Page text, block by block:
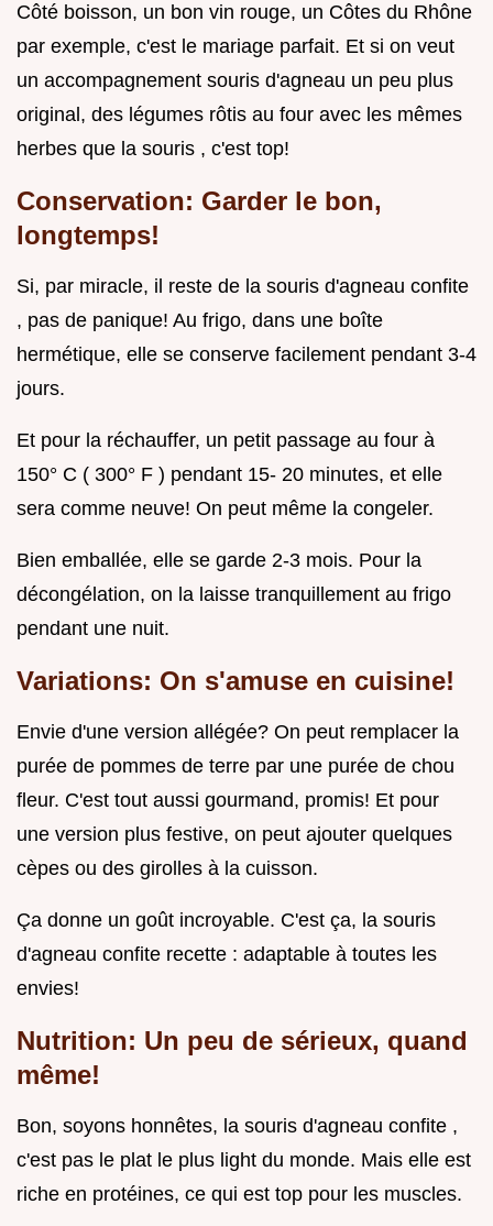
Côté boisson, un bon vin rouge, un Côtes du Rhône
par exemple, c'est le mariage parfait. Et si on veut
un accompagnement souris d'agneau un peu plus
original, des légumes rôtis au four avec les mêmes
herbes que la souris , c'est top!
Conservation: Garder le bon,
longtemps!
Si, par miracle, il reste de la souris d'agneau confite
, pas de panique! Au frigo, dans une boîte
hermétique, elle se conserve facilement pendant 3-4
jours.
Et pour la réchauffer, un petit passage au four à
150° C ( 300° F ) pendant 15- 20 minutes, et elle
sera comme neuve! On peut même la congeler.
Bien emballée, elle se garde 2-3 mois. Pour la
décongélation, on la laisse tranquillement au frigo
pendant une nuit.
Variations: On s'amuse en cuisine!
Envie d'une version allégée? On peut remplacer la
purée de pommes de terre par une purée de chou
fleur. C'est tout aussi gourmand, promis! Et pour
une version plus festive, on peut ajouter quelques
cèpes ou des girolles à la cuisson.
Ça donne un goût incroyable. C'est ça, la souris
d'agneau confite recette : adaptable à toutes les
envies!
Nutrition: Un peu de sérieux, quand
même!
Bon, soyons honnêtes, la souris d'agneau confite ,
c'est pas le plat le plus light du monde. Mais elle est
riche en protéines, ce qui est top pour les muscles.